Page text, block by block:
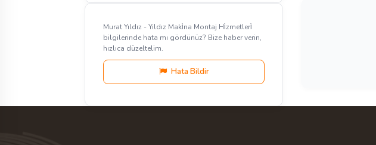
Murat Yıldız - Yıldız Maki̇na Montaj Hi̇zmetleri̇
bilgilerinde hata mı gördünüz? Bize haber verin,
hızlıca düzeltelim.
Hata Bildir